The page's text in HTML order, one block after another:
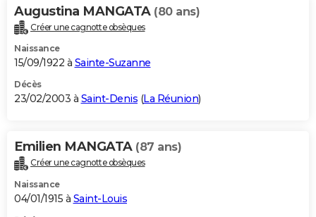
Augustina MANGATA (80 ans)
Créer une cagnotte obsèques
Naissance
15/09/1922 à Sainte-Suzanne
Décès
23/02/2003 à Saint-Denis (La Réunion)
Emilien MANGATA (87 ans)
Créer une cagnotte obsèques
Naissance
04/01/1915 à Saint-Louis